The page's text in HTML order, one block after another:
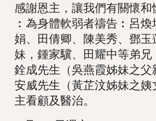
感謝恩主，讓我們有關懷和
︰為身體軟弱者禱告︰呂煥
娟、田倩卿、陳美秀、鄧玉
妹，鍾家驥、田耀中等弟兄
銓成先生（吳燕霞姊妹之父
安威先生（黃芷汶姊妹之姨
主看顧及醫治。